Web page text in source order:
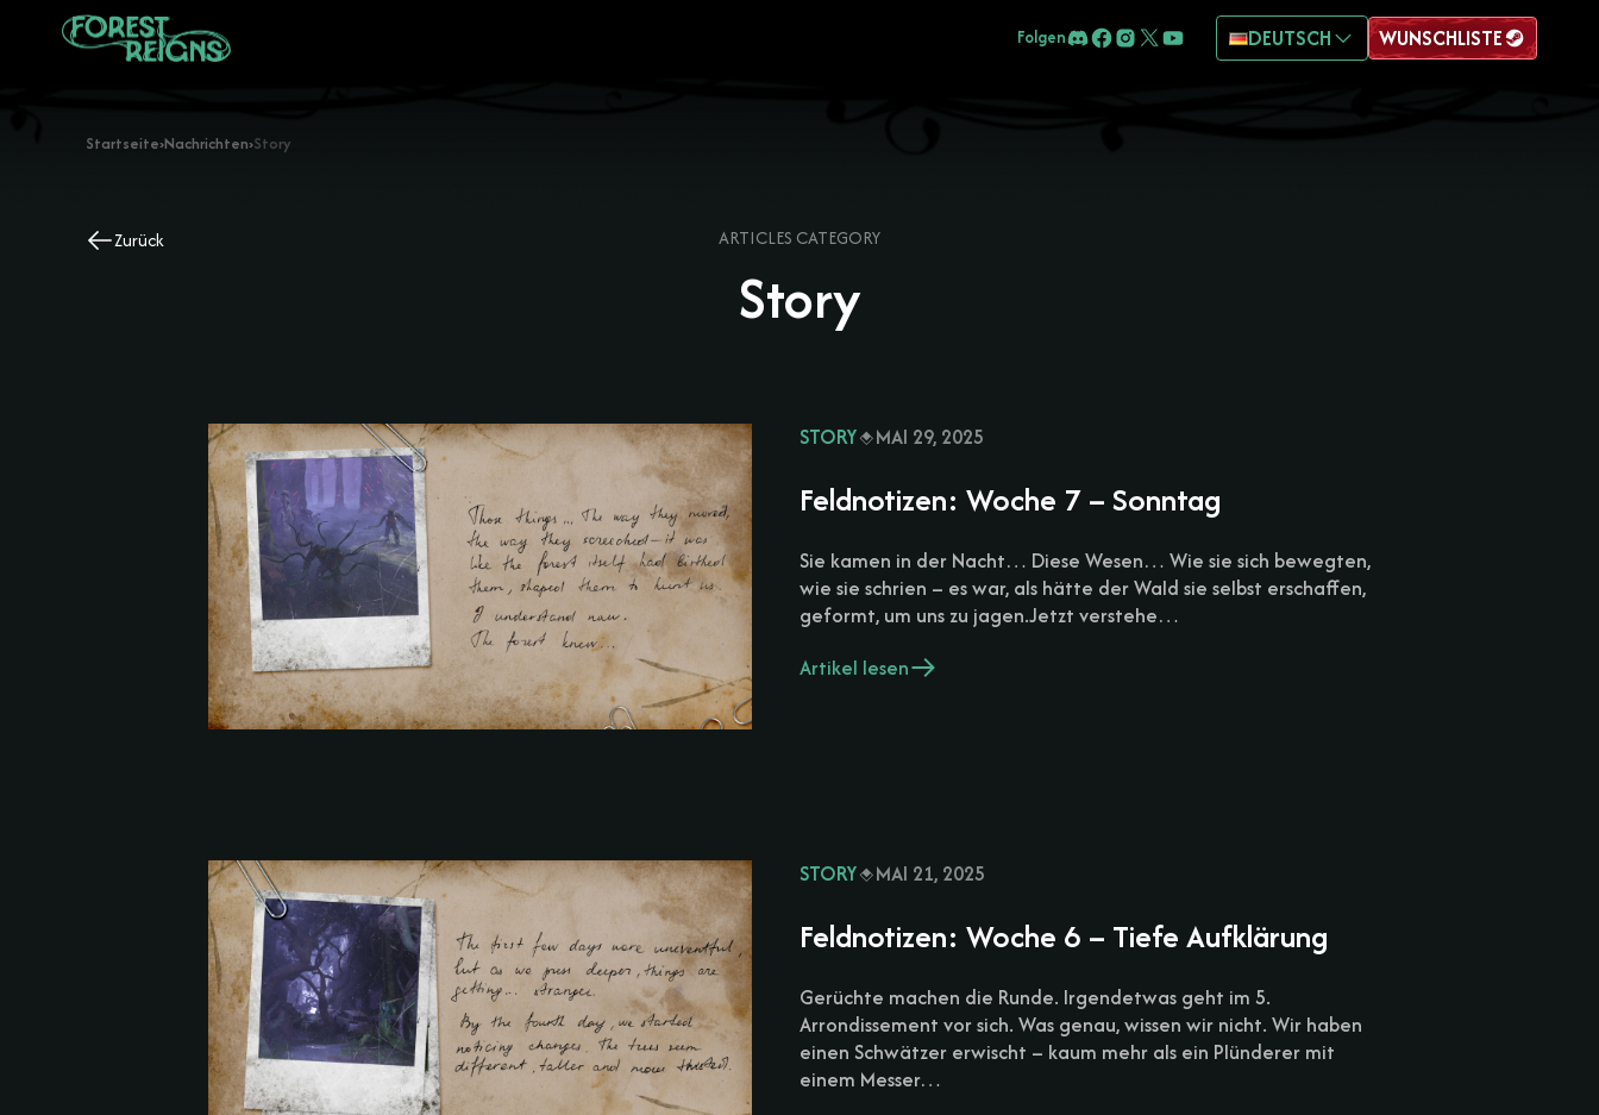
Folgen DEUTSCH WUNSCHLISTE
Startseite›Nachrichten›Story
Zurück ARTICLES CATEGORY
Story
STORY MAI 29, 2025
Feldnotizen: Woche 7 – Sonntag
Sie kamen in der Nacht… Diese Wesen… Wie sie sich bewegten,
wie sie schrien – es war, als hätte der Wald sie selbst erschaffen,
geformt, um uns zu jagen.Jetzt verstehe…
Artikel lesen
STORY MAI 21, 2025
Feldnotizen: Woche 6 – Tiefe Aufklärung
Gerüchte machen die Runde. Irgendetwas geht im 5.
Arrondissement vor sich. Was genau, wissen wir nicht. Wir haben
einen Schwätzer erwischt – kaum mehr als ein Plünderer mit
einem Messer…